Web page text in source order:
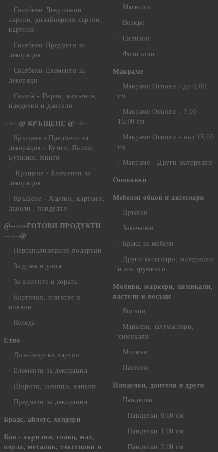
Сватбени Декупажни
хартии, дизайнерски хартии,
картони
Сватбени Предмети за
декорация
Сватбени Елементи за
декораци
Сватба - Перли, камъчета,
панделки и дантели
--<--@ КРЪЩЕНЕ @-->--
Кръщене - Предмети за
декорация - Кутии, Папки,
Бутилки, Книги
Кръщене - Елементи за
декорация
Кръщене - Хартии, картони,
данели , панделки
@--:---ГОТОВИ ПРОДУКТИ
---:--@
Персанализирани подаръци
За дома и уюта
За книгите и хората
Картички, пликове и
покани
Коледа
Етно
Дизайнерски хартии
Елементи за декорация
Ширити, шевици, канапи
Предмети за декорация
Брадс, айлетс, холдери
Бои - акрилни, гланц, мат,
перла, металик, текстилни и
Магнити
Велкро
Силикон
Фото ъгли
Макраме
Макраме Основи - до 6,00
см
Макраме Основи - 7,00 -
15,00 см
Макраме Основи - над 15,00
см
Макраме - Други материали
Опаковки
Мебелен обков и аксесоари
Дръжки
Закачалки
Крака за мебели
Други аксесоари, материали
и инструменти
Моливи, маркери, химикали,
пастели и восъци
Восъци
Маркери, флумастери,
химикали
Моливи
Пастели
Панделки, дантели и други
Панделки
Панделки 0,60 см
Панделки 1,00 см
Панделки 2,00 см